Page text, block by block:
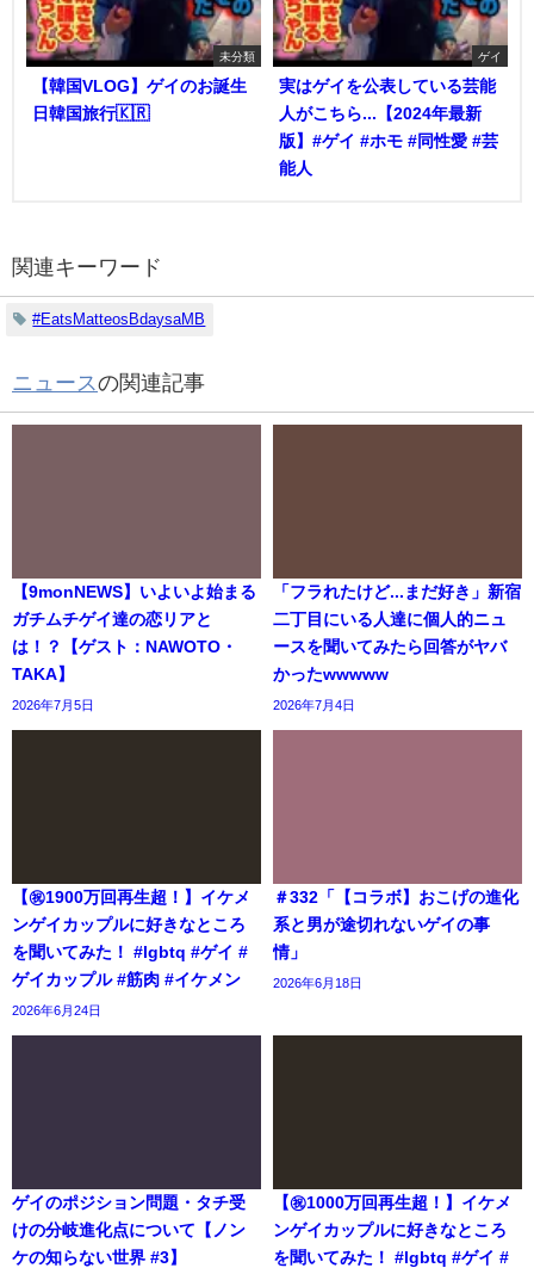
未分類
【韓国VLOG】ゲイのお誕生
日韓国旅行🇰🇷
ゲイ
実はゲイを公表している芸能
人がこちら...【2024年最新
版】#ゲイ #ホモ #同性愛 #芸
能人
関連キーワード
#EatsMatteosBdaysaMB
ニュースの関連記事
【9monNEWS】いよいよ始まる
ガチムチゲイ達の恋リアと
は！？【ゲスト：NAWOTO・
TAKA】
2026年7月5日
「フラれたけど...まだ好き」新宿
二丁目にいる人達に個人的ニュ
ースを聞いてみたら回答がヤバ
かったwwwww
2026年7月4日
【㊗️1900万回再生超！】イケメ
ンゲイカップルに好きなところ
を聞いてみた！ #lgbtq #ゲイ #
ゲイカップル #筋肉 #イケメン
2026年6月24日
＃332「【コラボ】おこげの進化
系と男が途切れないゲイの事
情」
2026年6月18日
ゲイのポジション問題・タチ受
けの分岐進化点について【ノン
ケの知らない世界 #3】
【㊗️1000万回再生超！】イケメ
ンゲイカップルに好きなところ
を聞いてみた！ #lgbtq #ゲイ #